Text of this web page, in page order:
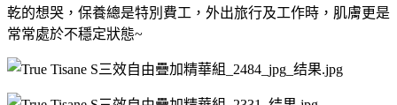
乾的想哭，保養總是特別費工，外出旅行及工作時，肌膚更是
常常處於不穩定狀態~